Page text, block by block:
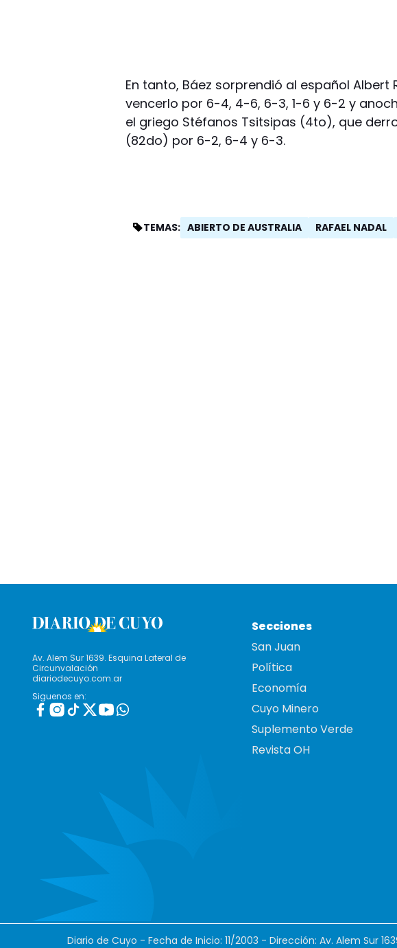
En tanto, Báez sorprendió al español
vencerlo por 6-4, 4-6, 6-3, 1-6 y 6-2 y
el griego Stéfanos Tsitsipas (4to), que
(82do) por 6-2, 6-4 y 6-3.
TEMAS: ABIERTO DE AUSTRALIA RAFAEL NADAL
Av. Alem Sur 1639. Esquina Lateral de
Circunvalación
diariodecuyo.com.ar
Siguenos en:
Secciones
San Juan
Política
Economía
Cuyo Minero
Suplemento Verde
Revista OH
Diario de Cuyo - Fecha de Inicio: 11/2003 - Dirección: Av. Alem Sur